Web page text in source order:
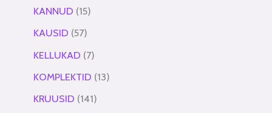
KANNUD 15
KAUSID 57
KELLUKAD 7
KOMPLEKTID 13
KRUUSID 141